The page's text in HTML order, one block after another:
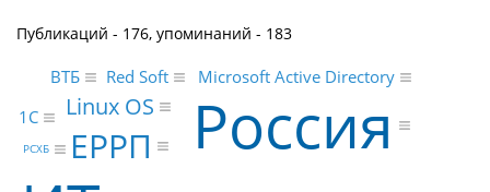
Публикаций - 176, упоминаний - 183
Россия
ЕРРП
Linux OS
Microsoft Active Directory
1С
Red Soft
ВТБ
РСХБ